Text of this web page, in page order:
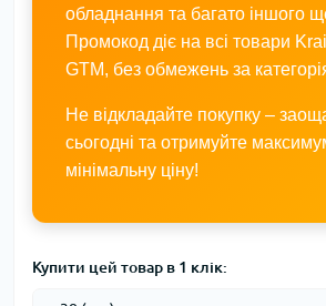
обладнання та багато іншого
Промокод діє на всі товари
GTM, без обмежень за
Не відкладайте покупку –
сьогодні та отримуйте
мінімальну ціну!
Купити цей товар в 1 клік: